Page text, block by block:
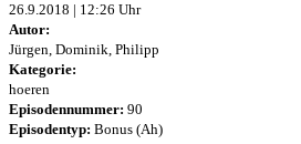
26.9.2018 | 12:26 Uhr
Autor:
Jürgen, Dominik, Philipp
Kategorie:
hoeren
Episodennummer: 90
Episodentyp: Bonus (Ah)